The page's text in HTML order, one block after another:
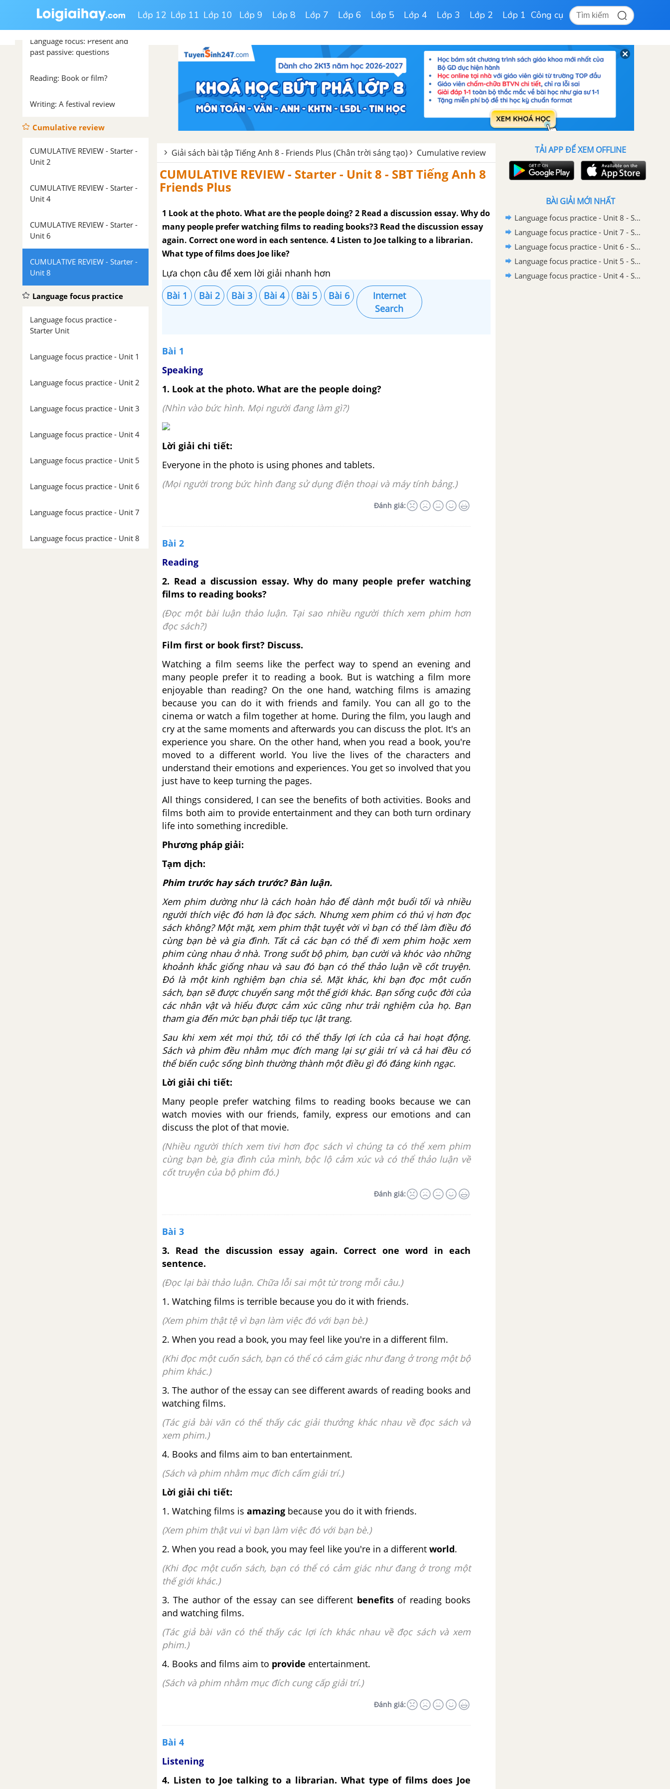
Lớp 12 Lớp 11 Lớp 10 Lớp 9 Lớp 8 Lớp 7 Lớp 6 Lớp 5 Lớp 4 Lớp 3 Lớp 2 Lớp 1 Công cụ
and books: verbs and nouns
Language focus: Present and
past passive: questions
Reading: Book or film?
Writing: A festival review
Cumulative review
CUMULATIVE REVIEW - Starter -
Unit 2
CUMULATIVE REVIEW - Starter -
Unit 4
CUMULATIVE REVIEW - Starter -
Unit 6
CUMULATIVE REVIEW - Starter -
Unit 8
Language focus practice
Language focus practice -
Starter Unit
Language focus practice - Unit 1
Language focus practice - Unit 2
Language focus practice - Unit 3
Language focus practice - Unit 4
Language focus practice - Unit 5
Language focus practice - Unit 6
Language focus practice - Unit 7
Language focus practice - Unit 8
Giải sách bài tập Tiếng Anh 8 - Friends Plus (Chân trời sáng tạo) Cumulative review
CUMULATIVE REVIEW - Starter - Unit 8 - SBT Tiếng Anh 8
Friends Plus
1 Look at the photo. What are the people doing? 2 Read a discussion essay. Why do
many people prefer watching films to reading books?3 Read the discussion essay
again. Correct one word in each sentence. 4 Listen to Joe talking to a librarian.
What type of films does Joe like?
Lựa chọn câu để xem lời giải nhanh hơn
Bài 1
Bài 2 Bài 3 Bài 4 Bài 5 Bài 6
Internet
Search
Bài 1
Speaking
1. Look at the photo. What are the people doing?
(Nhìn vào bức hình. Mọi người đang làm gì?)
Lời giải chi tiết:
Everyone in the photo is using phones and tablets.
(Mọi người trong bức hình đang sử dụng điện thoại và máy tính bảng.)
Đánh giá:
Bài 2
Reading
2. Read a discussion essay. Why do many people prefer watching
films to reading books?
(Đọc một bài luận thảo luận. Tại sao nhiều người thích xem phim hơn
đọc sách?)
Film first or book first? Discuss.
Watching a film seems like the perfect way to spend an evening and
many people prefer it to reading a book. But is watching a film more
enjoyable than reading? On the one hand, watching films is amazing
because you can do it with friends and family. You can all go to the
cinema or watch a film together at home. During the film, you laugh and
cry at the same moments and afterwards you can discuss the plot. It's an
experience you share. On the other hand, when you read a book, you're
moved to a different world. You live the lives of the characters and
understand their emotions and experiences. You get so involved that you
just have to keep turning the pages.
All things considered, I can see the benefits of both activities. Books and
films both aim to provide entertainment and they can both turn ordinary
life into something incredible.
Phương pháp giải:
Tạm dịch:
Phim trước hay sách trước? Bàn luận.
Xem phim dường như là cách hoàn hảo để dành một buổi tối và nhiều
người thích việc đó hơn là đọc sách. Nhưng xem phim có thú vị hơn đọc
sách không? Một mặt, xem phim thật tuyệt vời vì bạn có thể làm điều đó
cùng bạn bè và gia đình. Tất cả các bạn có thể đi xem phim hoặc xem
phim cùng nhau ở nhà. Trong suốt bộ phim, bạn cười và khóc vào những
khoảnh khắc giống nhau và sau đó bạn có thể thảo luận về cốt truyện.
Đó là một kinh nghiệm bạn chia sẻ. Mặt khác, khi bạn đọc một cuốn
sách, bạn sẽ được chuyển sang một thế giới khác. Bạn sống cuộc đời của
các nhân vật và hiểu được cảm xúc cũng như trải nghiệm của họ. Bạn
tham gia đến mức bạn phải tiếp tục lật trang.
Sau khi xem xét mọi thứ, tôi có thể thấy lợi ích của cả hai hoạt động.
Sách và phim đều nhằm mục đích mang lại sự giải trí và cả hai đều có
thể biến cuộc sống bình thường thành một điều gì đó đáng kinh ngạc.
Lời giải chi tiết:
Many people prefer watching films to reading books because we can
watch movies with our friends, family, express our emotions and can
discuss the plot of that movie.
(Nhiều người thích xem tivi hơn đọc sách vì chúng ta có thể xem phim
cùng bạn bè, gia đình của mình, bộc lộ cảm xúc và có thể thảo luận về
cốt truyện của bộ phim đó.)
Đánh giá:
Bài 3
3. Read the discussion essay again. Correct one word in each
sentence.
(Đọc lại bài thảo luận. Chữa lỗi sai một từ trong mỗi câu.)
1. Watching films is terrible because you do it with friends.
(Xem phim thật tệ vì bạn làm việc đó với bạn bè.)
2. When you read a book, you may feel like you're in a different film.
(Khi đọc một cuốn sách, bạn có thể có cảm giác như đang ở trong một bộ
phim khác.)
3. The author of the essay can see different awards of reading books and
watching films.
(Tác giả bài văn có thể thấy các giải thưởng khác nhau về đọc sách và
xem phim.)
4. Books and films aim to ban entertainment.
(Sách và phim nhằm mục đích cấm giải trí.)
Lời giải chi tiết:
1. Watching films is amazing because you do it with friends.
(Xem phim thật vui vì bạn làm việc đó với bạn bè.)
2. When you read a book, you may feel like you're in a different world.
(Khi đọc một cuốn sách, bạn có thể có cảm giác như đang ở trong một
thế giới khác.)
3. The author of the essay can see different benefitsof reading books
and watching films.
(Tác giả bài văn có thể thấy các lợi ích khác nhau về đọc sách và xem
phim.)
4. Books and films aim to provide entertainment.
(Sách và phim nhằm mục đích cung cấp giải trí.)
Đánh giá:
Bài 4
Listening
4. Listen to Joe talking to a librarian. What type of films does Joe
TẢI APP ĐỂ XEM OFFLINE
BÀI GIẢI MỚI NHẤT
Language focus practice - Unit 8 - SBT Tiếng Anh 8 Friends Plus
Language focus practice - Unit 7 - SBT Tiếng Anh 8 Friends Plus
Language focus practice - Unit 6 - SBT Tiếng Anh 8 Friends Plus
Language focus practice - Unit 5 - SBT Tiếng Anh 8 Friends Plus
Language focus practice - Unit 4 - SBT Tiếng Anh 8 Friends Plus